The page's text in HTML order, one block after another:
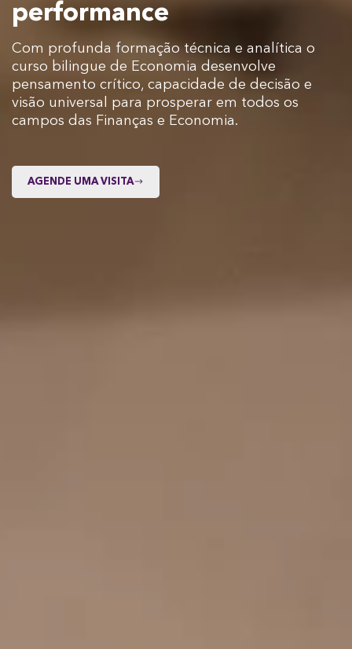
performance
Com profunda formação técnica e analítica o
curso bilingue de Economia desenvolve
pensamento crítico, capacidade de decisão e
visão universal para prosperar em todos os
campos das Finanças e Economia.
AGENDE UMA VISITA